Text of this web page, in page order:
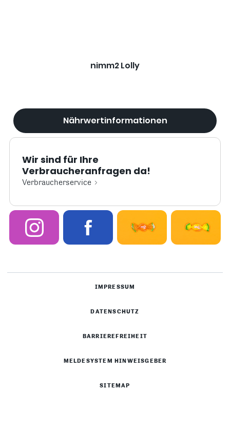
nimm2 Lolly
Nährwertinformationen
Wir sind für Ihre
Verbraucheranfragen da!
Verbraucherservice
IMPRESSUM
DATENSCHUTZ
BARRIEREFREIHEIT
MELDESYSTEM HINWEISGEBER
SITEMAP